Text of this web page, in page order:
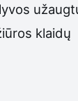
klaidų